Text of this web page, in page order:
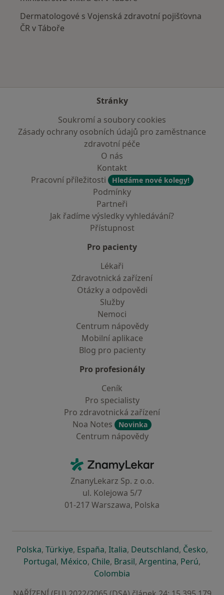
Dermatologové s Vojenská zdravotní pojišťovna
ČR v Táboře
Stránky
Soukromí a soubory cookies
Zásady ochrany osobních údajů pro zaměstnance
zdravotní péče
O nás
Kontakt
Pracovní příležitosti
Hledáme nové kolegy!
Podmínky
Partneři
Jak řadíme výsledky vyhledávání?
Přístupnost
Pro pacienty
Lékaři
Zdravotnická zařízení
Otázky a odpovědi
Služby
Nemoci
Centrum nápovědy
Mobilní aplikace
Blog pro pacienty
Pro profesionály
Ceník
Pro specialisty
Pro zdravotnická zařízení
Noa Notes
Novinka
Centrum nápovědy
ZnamyLekar - Hlavní stránka
ZnanyLekarz Sp. z o.o.
ul. Kolejowa 5/7
01-217 Warszawa, Polska
Polskase otevře v nové záložce
, Türkiyese otevře v nové záložce
, Españase otevře v nové záložce
, Italiase otevře v nové záložce
, Deutschlandse otevře v
, Českose
,
Portugalse otevře v nové záložce
, Méxicose otevře v nové záložce
, Chilese otevře v nové záložce
, Brasilse otevře v nové
, Argentinase otevře v
, Perúse
,
Colombia